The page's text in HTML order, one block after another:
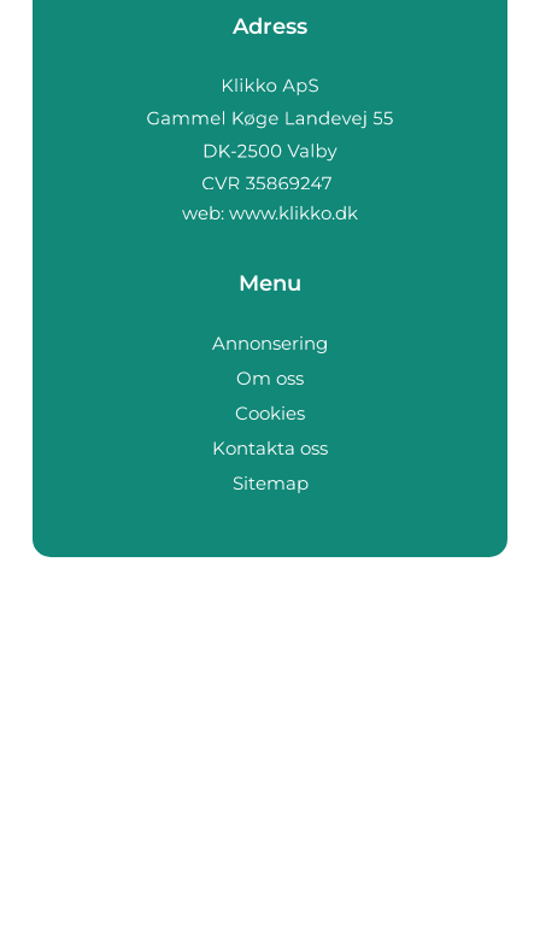
Adress
web: www.klikko.dk
Menu
Annonsering
Om oss
Cookies
Kontakta oss
Sitemap